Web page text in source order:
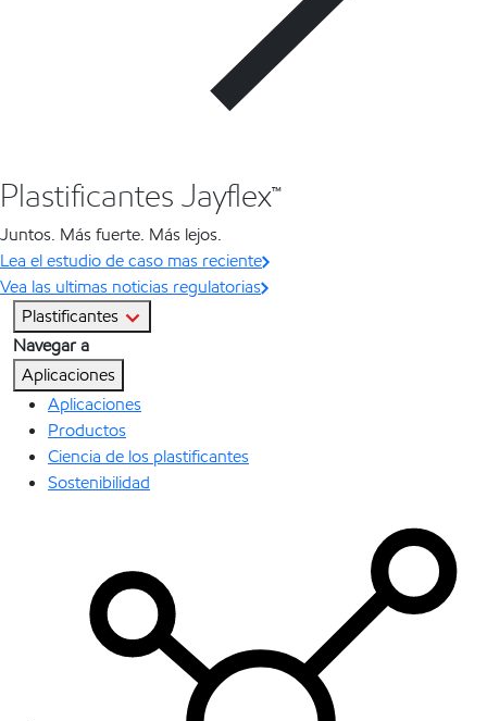
Plastificantes Jayflex™
Juntos. Más fuerte. Más lejos.
Lea el estudio de caso mas reciente
Vea las ultimas noticias regulatorias
Plastificantes
Navegar a
Aplicaciones
Aplicaciones
Productos
Ciencia de los plastificantes
Sostenibilidad